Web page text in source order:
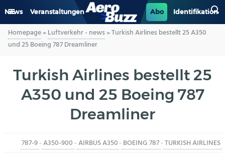
News Veranstaltungen Abo Identifikation
GENERAL AVIATION
LUFTVERKEHR
INDUSTRIE
Homepage»Luftverkehr - news»Turkish Airlines bestellt 25 A350
und 25 Boeing 787 Dreamliner
Turkish Airlines bestellt 25
A350 und 25 Boeing 787
Dreamliner
787-9-A350-900 -AIRBUS A350- BOEING 787-TURKISH AIRLINES